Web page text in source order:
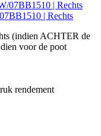
| Rechts
(indien ACHTER de
voor de poot
rendement